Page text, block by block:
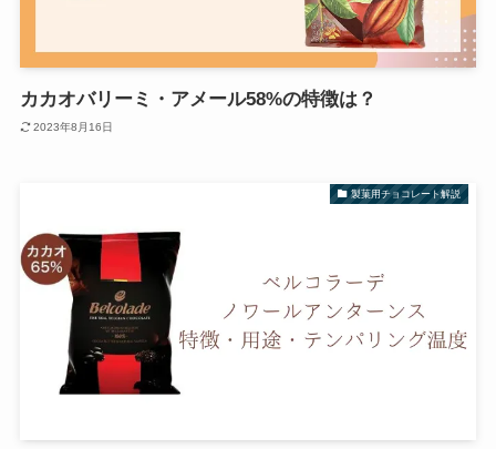
カカオバリーミ・アメール58%の特徴は？
2023年8月16日
製菓用チョコレート解説